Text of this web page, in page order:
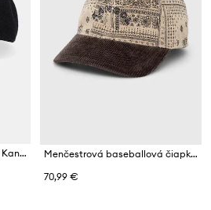
Čiapka s vlnenou podšívkou Kangol SPACECAP
Menčestrová baseballová čiapka Kangol
70,99 €